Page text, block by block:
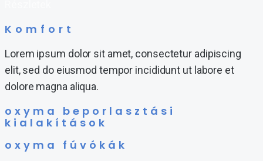
Komfort
Lorem ipsum dolor sit amet, consectetur adipiscing
elit, sed do eiusmod tempor incididunt ut labore et
dolore magna aliqua.
oxyma beporlasztási
kialakítások
oxyma fúvókák